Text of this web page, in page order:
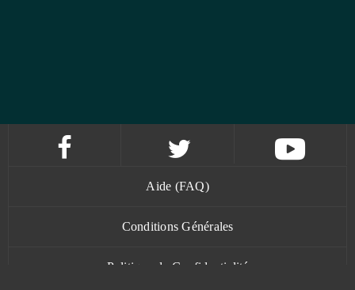
Aide (FAQ)
Conditions Générales
Politique de Confidentialité